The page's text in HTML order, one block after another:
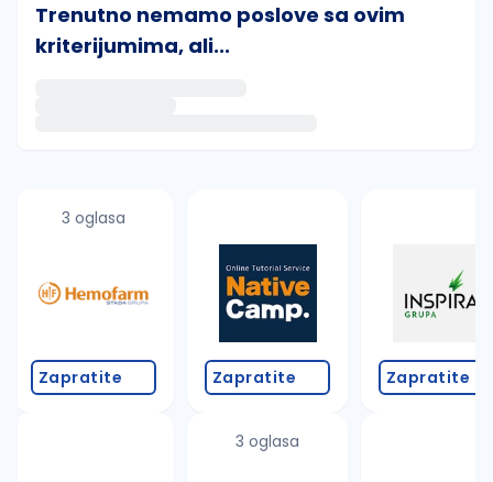
Trenutno nemamo poslove sa ovim
kriterijumima, ali...
proverite pravopisne greške (koristite č, ć, š, đ,
povećajte radijus za odabrani grad
promenite odabrane filtere pretrage
3 oglasa
Zapratite Zapratite
3 oglasa
Zapratite